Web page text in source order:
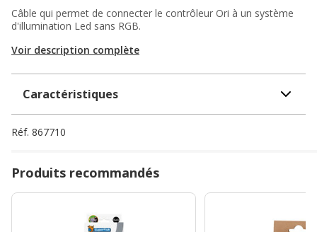
Câble qui permet de connecter le contrôleur Ori à un système
d'illumination Led sans RGB.
Voir description complète
Caractéristiques
Réf. 867710
Produits recommandés